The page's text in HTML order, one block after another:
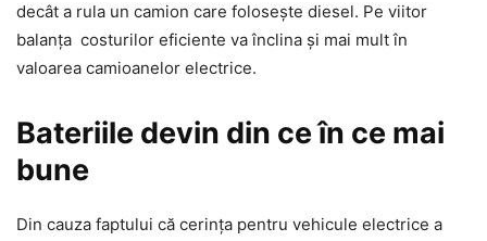
decât a rula un camion care folosește diesel. Pe viitor
balanța costurilor eficiente va înclina și mai mult în
valoarea camioanelor electrice.
Bateriile devin din ce în ce mai
bune
Din cauza faptului că cerința pentru vehicule electrice a